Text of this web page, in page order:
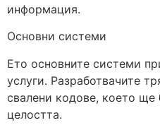
информация.
Основни системи
Ето основните системи
услуги. Разработвачите
свалени кодове, което ще
целостта.